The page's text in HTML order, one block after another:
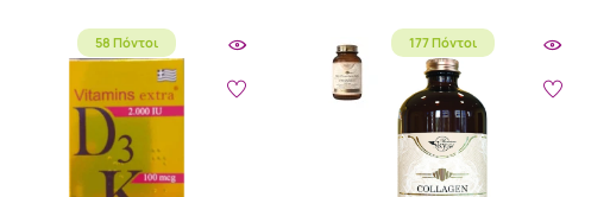
58 Πόντοι 177 Πόντοι